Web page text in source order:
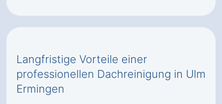
Langfristige Vorteile einer
professionellen Dachreinigung in Ulm
Ermingen